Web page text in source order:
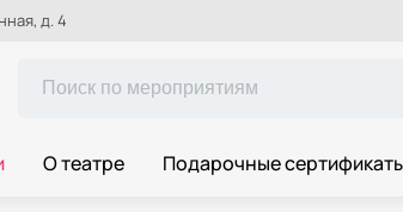
д. 4
О театре Подарочные